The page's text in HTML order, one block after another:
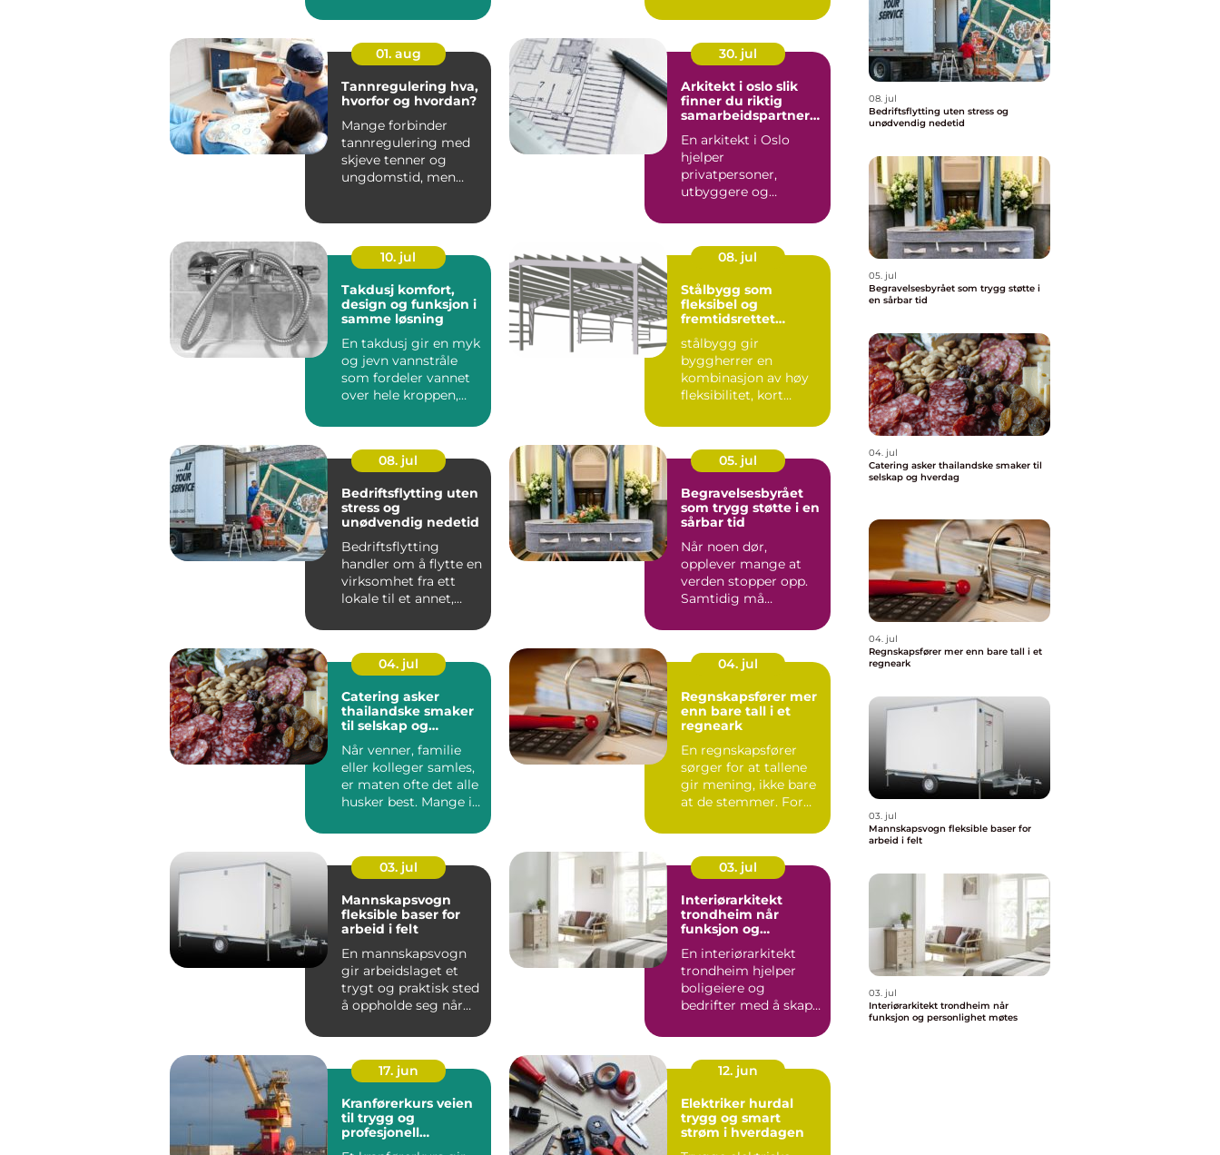
by...
om stre...
01. aug
Tannregulering hva,
hvorfor og hvordan?
Mange forbinder
tannregulering med
skjeve tenner og
ungdomstid, men
30. jul
Arkitekt i oslo slik
finner du riktig
samarbeidspartner
En arkitekt i Oslo
hjelper
privatpersoner,
utbyggere og
forme bygg som
både fungerer...
10. jul
Takdusj komfort,
design og funksjon i
samme løsning
En takdusj gir en myk
og jevn vannstråle
som fordeler vannet
over hele kroppen,
me...
08. jul
Stålbygg som
fleksibel og
fremtidsrettet
stålbygg gir
byggherrer en
kombinasjon av høy
fleksibilitet, kort
økonomi. Mange vel...
08. jul
Bedriftsflytting uten
stress og
unødvendig nedetid
Bedriftsflytting
handler om å flytte en
virksomhet fra ett
lokale til et annet,
05. jul
Begravelsesbyrået
som trygg støtte i en
sårbar tid
Når noen dør,
opplever mange at
verden stopper opp.
Samtidig må
praktiske valg på...
04. jul
Catering asker
thailandske smaker
til selskap og
Når venner, familie
eller kolleger samles,
er maten ofte det alle
husker best. Mange i
04. jul
Regnskapsfører mer
enn bare tall i et
regneark
En regnskapsfører
sørger for at tallene
gir mening, ikke bare
at de stemmer. For
03. jul
Mannskapsvogn
fleksible baser for
arbeid i felt
En mannskapsvogn
gir arbeidslaget et
trygt og praktisk sted
å oppholde seg når
...
03. jul
Interiørarkitekt
trondheim når
funksjon og
En interiørarkitekt
trondheim hjelper
boligeiere og
bedrifter med å skape
gode ut o...
17. jun
Kranførerkurs veien
til trygg og
profesjonell
12. jun
Elektriker hurdal
trygg og smart
strøm i hverdagen
08. jul
Bedriftsflytting uten stress og
unødvendig nedetid
05. jul
Begravelsesbyrået som trygg støtte i
en sårbar tid
04. jul
Catering asker thailandske smaker til
selskap og hverdag
04. jul
Regnskapsfører mer enn bare tall i et
regneark
03. jul
Mannskapsvogn fleksible baser for
arbeid i felt
03. jul
Interiørarkitekt trondheim når
funksjon og personlighet møtes